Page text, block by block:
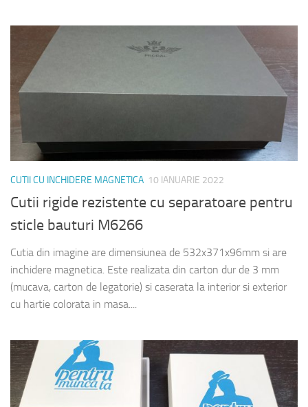
CUTII CU INCHIDERE MAGNETICA 10 IANUARIE 2022
Cutii rigide rezistente cu separatoare pentru
sticle bauturi M6266
Cutia din imagine are dimensiunea de 532x371x96mm si are
inchidere magnetica. Este realizata din carton dur de 3 mm
(mucava, carton de legatorie) si caserata la interior si exterior
cu hartie colorata in masa....